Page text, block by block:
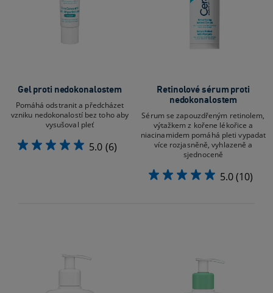
Gel proti nedokonalostem
Pomáhá odstranit a předcházet
vzniku nedokonalostí bez toho aby
vysušoval pleť
5.0 (6)
Retinolové sérum proti
nedokonalostem
Sérum se zapouzdřeným retinolem,
výtažkem z kořene lékořice a
niacinamidem pomáhá pleti vypadat
více rozjasněně, vyhlazeně a
sjednoceně
5.0(10)